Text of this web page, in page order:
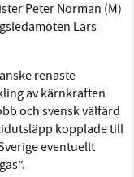
LinkedIn
Peter Norman (M)
Lars
renaste
av kärnkraften
och svensk välfärd
kopplade till
eventuellt
Sedan
drivit
Nu vill vi
att du
en slant till